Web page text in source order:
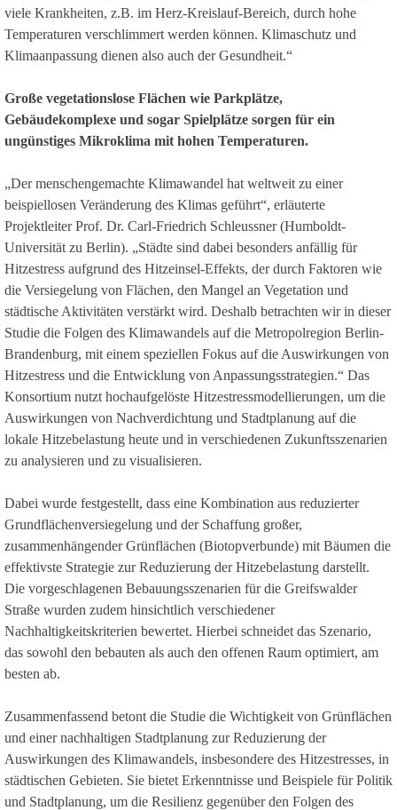
viele Krankheiten, z.B. im Herz-Kreislauf-Bereich, durch hohe
Temperaturen verschlimmert werden können. Klimaschutz und
Klimaanpassung dienen also auch der Gesundheit.“
Große vegetationslose Flächen wie Parkplätze,
Gebäudekomplexe und sogar Spielplätze sorgen für ein
ungünstiges Mikroklima mit hohen Temperaturen.
„Der menschengemachte Klimawandel hat weltweit zu einer
beispiellosen Veränderung des Klimas geführt“, erläuterte
Projektleiter Prof. Dr. Carl-Friedrich Schleussner (Humboldt-
Universität zu Berlin). „Städte sind dabei besonders anfällig für
Hitzestress aufgrund des Hitzeinsel-Effekts, der durch Faktoren wie
die Versiegelung von Flächen, den Mangel an Vegetation und
städtische Aktivitäten verstärkt wird. Deshalb betrachten wir in dieser
Studie die Folgen des Klimawandels auf die Metropolregion Berlin-
Brandenburg, mit einem speziellen Fokus auf die Auswirkungen von
Hitzestress und die Entwicklung von Anpassungsstrategien.“ Das
Konsortium nutzt hochaufgelöste Hitzestressmodellierungen, um die
Auswirkungen von Nachverdichtung und Stadtplanung auf die
lokale Hitzebelastung heute und in verschiedenen Zukunftsszenarien
zu analysieren und zu visualisieren.
Dabei wurde festgestellt, dass eine Kombination aus reduzierter
Grundflächenversiegelung und der Schaffung großer,
zusammenhängender Grünflächen (Biotopverbunde) mit Bäumen die
effektivste Strategie zur Reduzierung der Hitzebelastung darstellt.
Die vorgeschlagenen Bebauungsszenarien für die Greifswalder
Straße wurden zudem hinsichtlich verschiedener
Nachhaltigkeitskriterien bewertet. Hierbei schneidet das Szenario,
das sowohl den bebauten als auch den offenen Raum optimiert, am
besten ab.
Zusammenfassend betont die Studie die Wichtigkeit von Grünflächen
und einer nachhaltigen Stadtplanung zur Reduzierung der
Auswirkungen des Klimawandels, insbesondere des Hitzestresses, in
städtischen Gebieten. Sie bietet Erkenntnisse und Beispiele für Politik
und Stadtplanung, um die Resilienz gegenüber den Folgen des